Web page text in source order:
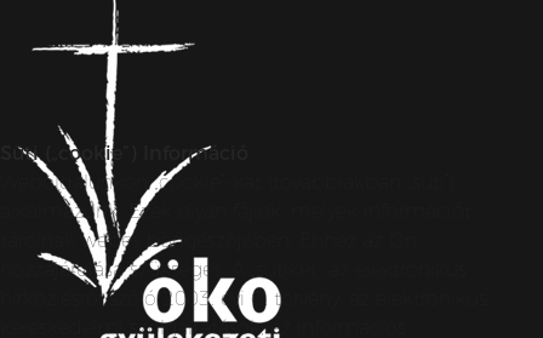
Süti („cookie”) Információ
Weboldalunkon „cookie”-kat (továbbiakban „süti”)
alkalmazunk. Ezek olyan fájlok, melyek információt
tárolnak webes böngészőjében. Ehhez az Ön
hozzájárulása szükséges. A „sütiket” az elektronikus
hírközlésről szóló 2003. évi C. törvény, az elektronikus
kereskedelmi szolgáltatások, az információs